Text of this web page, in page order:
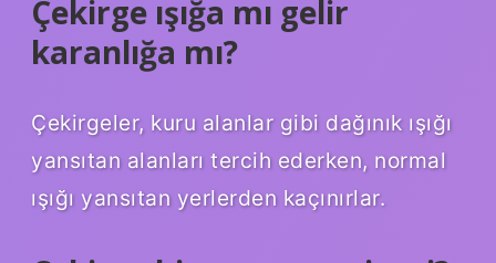
Çekirge ışığa mı gelir
karanlığa mı?
Çekirgeler, kuru alanlar gibi dağınık ışığı
yansıtan alanları tercih ederken, normal
ışığı yansıtan yerlerden kaçınırlar.